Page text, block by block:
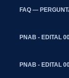
FAQ —
PNAB - EDITAL
PNAB - EDITAL